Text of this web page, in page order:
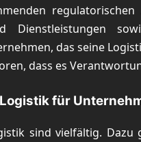
Dienstleistungen
das seine
dass es
für
sind vielfältig. Dazu